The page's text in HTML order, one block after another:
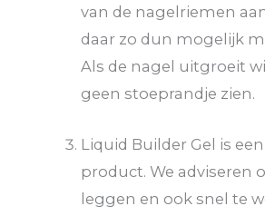
van de nagelriemen
daar zo dun mogelijk
Als de nagel uitgroeit
geen stoeprandje zien.
Liquid Builder Gel is
product. We adviseren
leggen en ook snel te